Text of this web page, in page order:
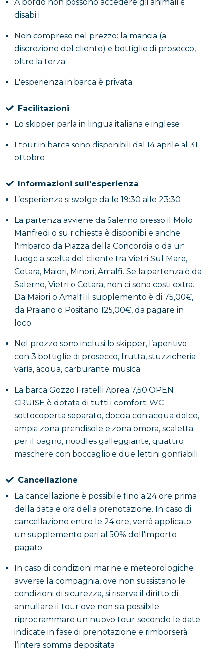
tipici, ottimo per gustare le eccellenze
richiesta, sarà possibile fare tappa per un pranzo in
uno dei ristoranti della zona, alcuni dei quali
raggiungibili esclusivamente via mare, per
un’esperienza ancora più autentica e
A bordo non possono accedere gli animali e
disabili
Non compreso nel prezzo: la mancia (a
discrezione del cliente) e bottiglie di prosecco,
oltre la terza
L'esperienza in barca è privata
Facilitazioni
Lo skipper parla in lingua italiana e inglese
I tour in barca sono disponibili dal 14 aprile al 31
ottobre
Informazioni sull’esperienza
L’esperienza si svolge dalle 19:30 alle 23:30
La partenza avviene da Salerno presso il Molo
Manfredi o su richiesta è disponibile anche
l'imbarco da Piazza della Concordia o da un
luogo a scelta del cliente tra Vietri Sul Mare,
Cetara, Maiori, Minori, Amalfi. Se la partenza è da
Salerno, Vietri o Cetara, non ci sono costi extra.
Da Maiori o Amalfi il supplemento è di 75,00€,
da Praiano o Positano 125,00€, da pagare in
loco
Nel prezzo sono inclusi lo skipper, l’aperitivo
con 3 bottiglie di prosecco, frutta, stuzzicheria
varia, acqua, carburante, musica
La barca Gozzo Fratelli Aprea 7,50 OPEN
CRUISE è dotata di tutti i comfort: WC
sottocoperta separato, doccia con acqua dolce,
ampia zona prendisole e zona ombra, scaletta
per il bagno, noodles galleggiante, quattro
maschere con boccaglio e due lettini gonfiabili
Cancellazione
La cancellazione è possibile fino a 24 ore prima
della data e ora della prenotazione. In caso di
cancellazione entro le 24 ore, verrà applicato
un supplemento pari al 50% dell'importo
pagato
In caso di condizioni marine e meteorologiche
avverse la compagnia, ove non sussistano le
condizioni di sicurezza, si riserva il diritto di
annullare il tour ove non sia possibile
riprogrammare un nuovo tour secondo le date
indicate in fase di prenotazione e rimborserà
l’intera somma depositata